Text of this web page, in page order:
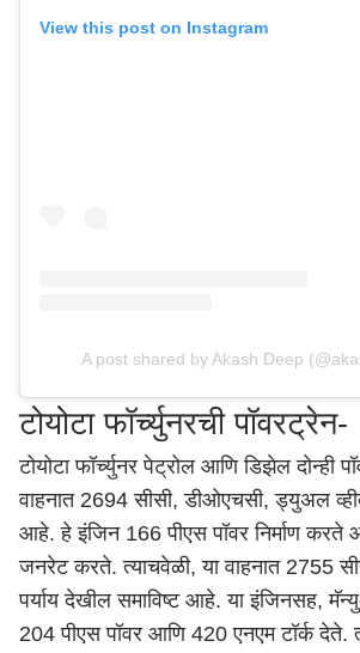
View this post on Instagram
A post shared by Akash Deep
टोयोटा फॉर्च्युनरची पॉवरट्रेन-
टोयोटा फॉर्च्युनर पेट्रोल आणि डिझेल दोन्ही
वाहनात 2694 सीसी, डीओएचसी, ड्युअल
आहे. हे इंजिन 166 पीएस पॉवर निर्माण करते
जनरेट करते. त्याचवेळी, या वाहनात 2755
पर्याय देखील समाविष्ट आहे. या इंजिनसह,
204 पीएस पॉवर आणि 420 एनएम टॉर्क देते.